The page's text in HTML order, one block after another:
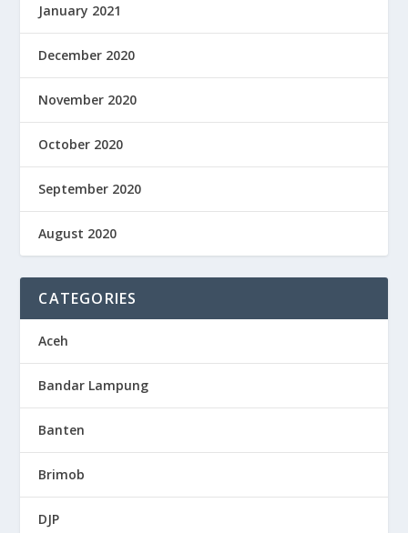
January 2021
December 2020
November 2020
October 2020
September 2020
August 2020
CATEGORIES
Aceh
Bandar Lampung
Banten
Brimob
DJP